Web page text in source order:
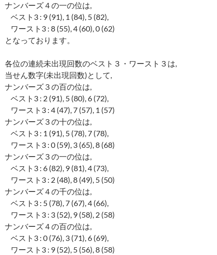
ナンバーズ４の一の位は,
ベスト3 : 9 (91), 1 (84), 5 (82),
ワースト3 : 8 (55), 4 (60), 0 (62)
となっております。
各位の連続未出現回数のベスト３・ワースト３は,
当せん数字(未出現回数)として,
ナンバーズ３の百の位は,
ベスト3 : 2 (91), 5 (80), 6 (72),
ワースト3 : 4 (47), 7 (57), 1 (57)
ナンバーズ３の十の位は,
ベスト3 : 1 (91), 5 (78), 7 (78),
ワースト3 : 0 (59), 3 (65), 8 (68)
ナンバーズ３の一の位は,
ベスト3 : 6 (82), 9 (81), 4 (73),
ワースト3 : 2 (48), 8 (49), 5 (50)
ナンバーズ４の千の位は,
ベスト3 : 5 (78), 7 (67), 4 (66),
ワースト3 : 3 (52), 9 (58), 2 (58)
ナンバーズ４の百の位は,
ベスト3 : 0 (76), 3 (71), 6 (69),
ワースト3 : 9 (52), 5 (56), 8 (58)